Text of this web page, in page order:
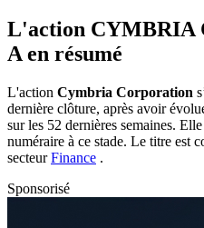
L'action CYMBRIA
A en résumé
L'action Cymbria Corporation
dernière clôture, après avoir
sur les 52 dernières semaines.
numéraire à ce stade. Le titre est
secteurFinance .
Sponsorisé